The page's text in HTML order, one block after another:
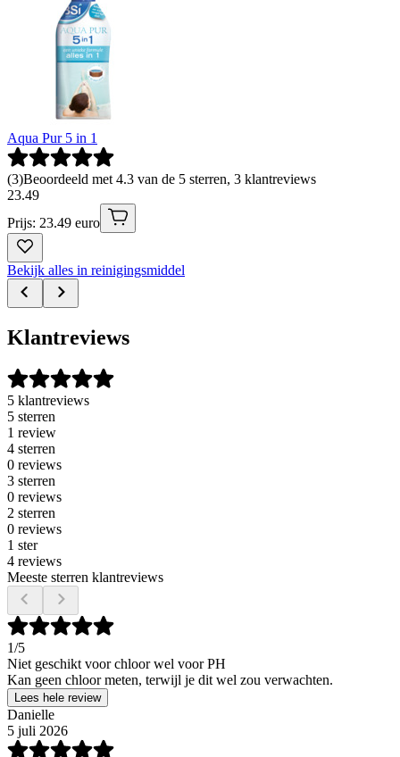
Aqua Pur 5 in 1
(3)Beoordeeld met 4.3 van de 5 sterren, 3 klantreviews
23.49
Prijs: 23.49 euro
Bekijk alles in reinigingsmiddel
Klantreviews
5 klantreviews
5 sterren
1 review
4 sterren
0 reviews
3 sterren
0 reviews
2 sterren
0 reviews
1 ster
4 reviews
Meeste sterren klantreviews
1/5
Niet geschikt voor chloor wel voor PH
Kan geen chloor meten, terwijl je dit wel zou verwachten.
Lees hele review
Danielle
5 juli 2026